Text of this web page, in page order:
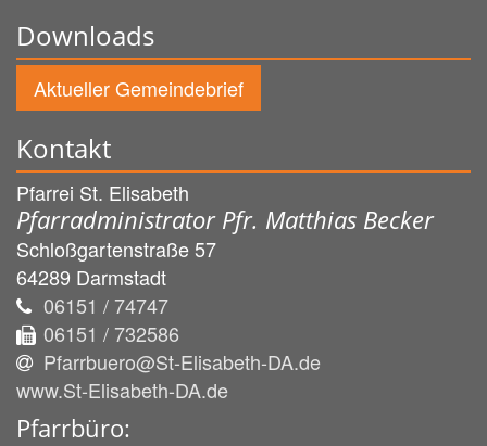
Downloads
Aktueller Gemeindebrief
Kontakt
Pfarrei St. Elisabeth
Pfarradministrator Pfr. Matthias Becker
Schloßgartenstraße 57
64289 Darmstadt
06151 / 74747
06151 / 732586
Pfarrbuero@St-Elisabeth-DA.de
www.St-Elisabeth-DA.de
Pfarrbüro: